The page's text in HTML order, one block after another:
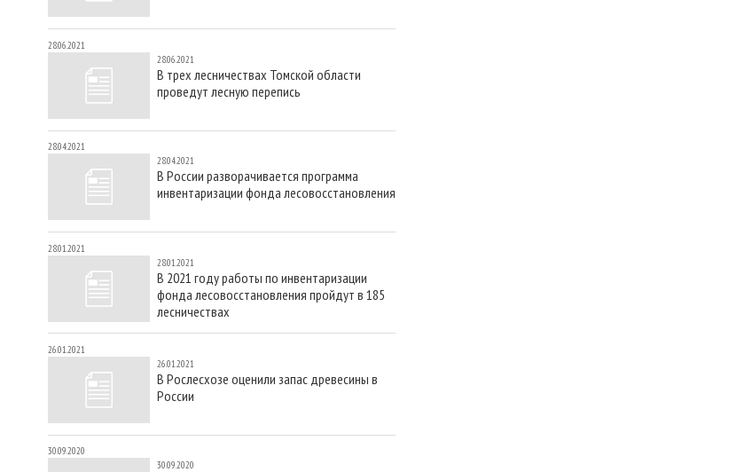
28.06.2021
28.06.2021
В трех лесничествах Томской области
проведут лесную перепись
28.04.2021
28.04.2021
В России разворачивается программа
инвентаризации фонда лесовосстановления
28.01.2021
28.01.2021
В 2021 году работы по инвентаризации
фонда лесовосстановления пройдут в 185
лесничествах
26.01.2021
26.01.2021
В Рослесхозе оценили запас древесины в
России
30.09.2020
30.09.2020